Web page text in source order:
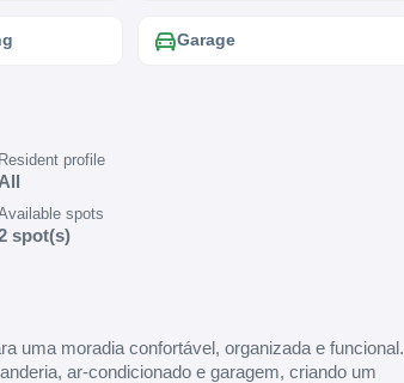
Garage
Resident profile
All
spots
spot(s)
uma moradia confortável, organizada e funcional.
ar-condicionado e garagem, criando um